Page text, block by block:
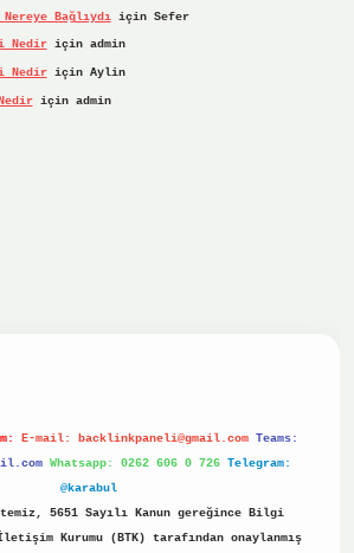
Bağlıydıiçin Sefer
Nediriçin admin
Nediriçin Aylin
için admin
E-mail: backlinkpaneli@gmail.com Teams:
Whatsapp: 0262 606 0 726 Telegram:
@karabul
5651 Sayılı Kanun gereğince Bilgi
Kurumu (BTK) tarafından onaylanmış